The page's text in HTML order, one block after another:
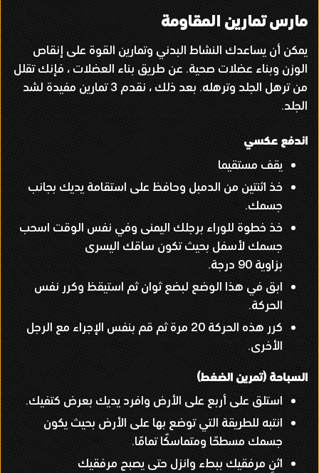
مارس تمارين المقاومة
يمكن أن يساعدك النشاط البدني وتمارين القوة على إنقاص
الوزن وبناء عضلات صحية. عن طريق بناء العضلات ، فإنك تقلل
من ترهل الجلد وترهله. بعد ذلك ، نقدم 3 تمارين مفيدة لشد
الجلد.
اندفع عكسي
يقف مستقيما
خذ اثنتين من الدمبل وحافظ على استقامة يديك بجانب
جسمك.
خذ خطوة للوراء برجلك اليمنى وفي نفس الوقت اسحب
جسمك لأسفل بحيث تكون ساقك اليسرى
بزاوية 90 درجة.
ابق في هذا الوضع لبضع ثوان ثم استيقظ وكرر نفس
الحركة.
كرر هذه الحركة 20 مرة ثم قم بنفس الإجراء مع الرجل
الأخرى.
السباحة (تمرين الضغط)
استلق على أربع على الأرض وافرد يديك بعرض كتفيك.
انتبه للطريقة التي توضع بها على الأرض بحيث يكون
جسمك مسطحًا ومتماسكًا تمامًا.
اثنِ مرفقيك ببطء وانزل حتى يصبح مرفقيك